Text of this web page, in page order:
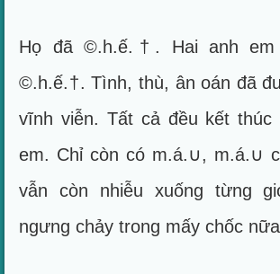
Họ đã ©.h.ế.†. Hai anh
©.h.ế.†. Tình, thù, ân oán đã
vĩnh viễn. Tất cả đều kết thúc
em. Chỉ còn có m.á.∪, m.á.∪
vẫn còn nhiễu xuống từng
ngưng chảy trong mấy chốc